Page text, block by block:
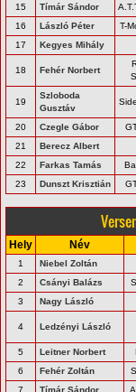
15 Tímár Sándor
16
László Péter T-
17
Kegyes Mihály
18 Fehér Norbert
19
Szloboda
Gusztáv
20 Czegle Gábor
21
Berecz Albert
22
Farkas Tamás
23
Dunszt Krisztián
Hely Név
1 Niebel Zoltán
2
Csányi Balázs
3
Nagy László
4 Ledzényi László
5 Leitner Norbert
6
Fehér Zoltán
7
Tímár Sándor